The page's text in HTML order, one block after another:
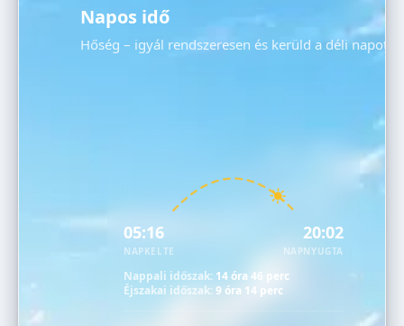
Napos idő
Hőség – igyál rendszeresen és kerüld a déli napot!
05:16
NAPKELTE
20:02
NAPNYUGTA
Nappali időszak: 14 óra 46 perc
Éjszakai időszak:9 óra 14 perc